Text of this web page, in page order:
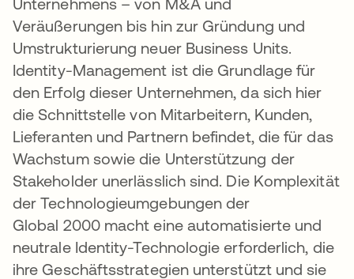
Veräußerungen bis hin zur Gründung und
Umstrukturierung neuer Business Units.
Identity-Management ist die Grundlage für
den Erfolg dieser Unternehmen, da sich hier
die Schnittstelle von Mitarbeitern, Kunden,
Lieferanten und Partnern befindet, die für das
Wachstum sowie die Unterstützung der
Stakeholder unerlässlich sind. Die Komplexität
der Technologieumgebungen der
Global 2000 macht eine automatisierte und
neutrale Identity-Technologie erforderlich, die
ihre Geschäftsstrategien unterstützt und sie